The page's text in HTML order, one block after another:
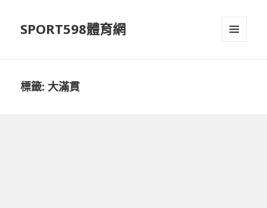
SPORT598體育網
標籤: 大滿貫